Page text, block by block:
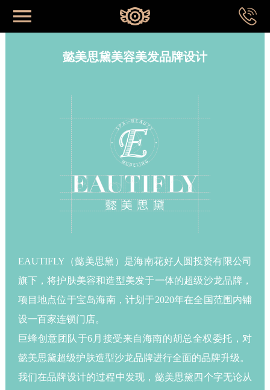
联系方式
懿美思黛美容美发品牌设计
EAUTIFLY（懿美思黛）是海南花好人圆投资有限公司
旗下，将护肤美容和造型美发于一体的超级沙龙品牌，
项目地点位于宝岛海南，计划于2020年在全国范围内铺
设一百家连锁门店。
巨蜂创意团队于6月接受来自海南的胡总全权委托，对
懿美思黛超级护肤造型沙龙品牌进行全面的品牌升级。
我们在品牌设计的过程中发现，懿美思黛四个字无论从